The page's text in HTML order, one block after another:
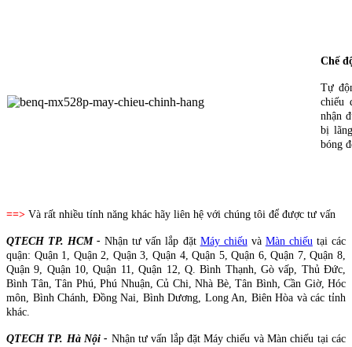
Chế
Tự
chiếu
nhận
bị
bóng
==> Và rất nhiều tính năng khác hãy liên hệ với chúng tôi để được tư vấn
QTECH TP. HCM -Nhận tư vấn lắp đặt Máy chiếuvà Màn chiếutại các
quận: Quận 1, Quận 2, Quận 3, Quận 4, Quận 5, Quận 6, Quận 7, Quận 8,
Quận 9, Quận 10, Quận 11, Quận 12, Q. Bình Thạnh, Gò vấp, Thủ Đức,
Bình Tân, Tân Phú, Phú Nhuận, Củ Chi, Nhà Bè, Tân Bình, Cần Giờ, Hóc
môn, Bình Chánh, Đồng Nai, Bình Dương, Long An, Biên Hòa và các tỉnh
khác.
QTECH TP. Hà Nội - Nhận tư vấn lắp đặt Máy chiếu và Màn chiếu tại các